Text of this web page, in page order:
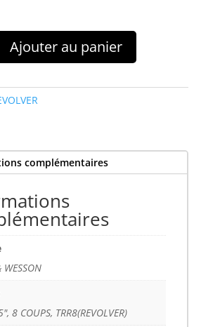
Ajouter au panier
complémentaires
8 COUPS, TRR8(REVOLVER)